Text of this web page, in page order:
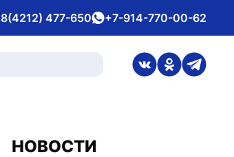
8(4212) 477-650whatsApp
+7-914-770-00-62
ссылка на
ссылка на
НОВОСТИ